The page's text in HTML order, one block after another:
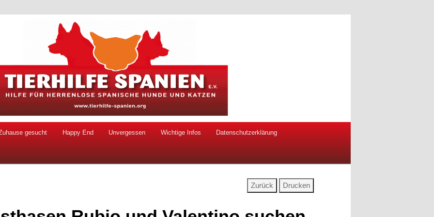
gesucht Happy End Unvergessen Wichtige Infos Datenschutzerklärung